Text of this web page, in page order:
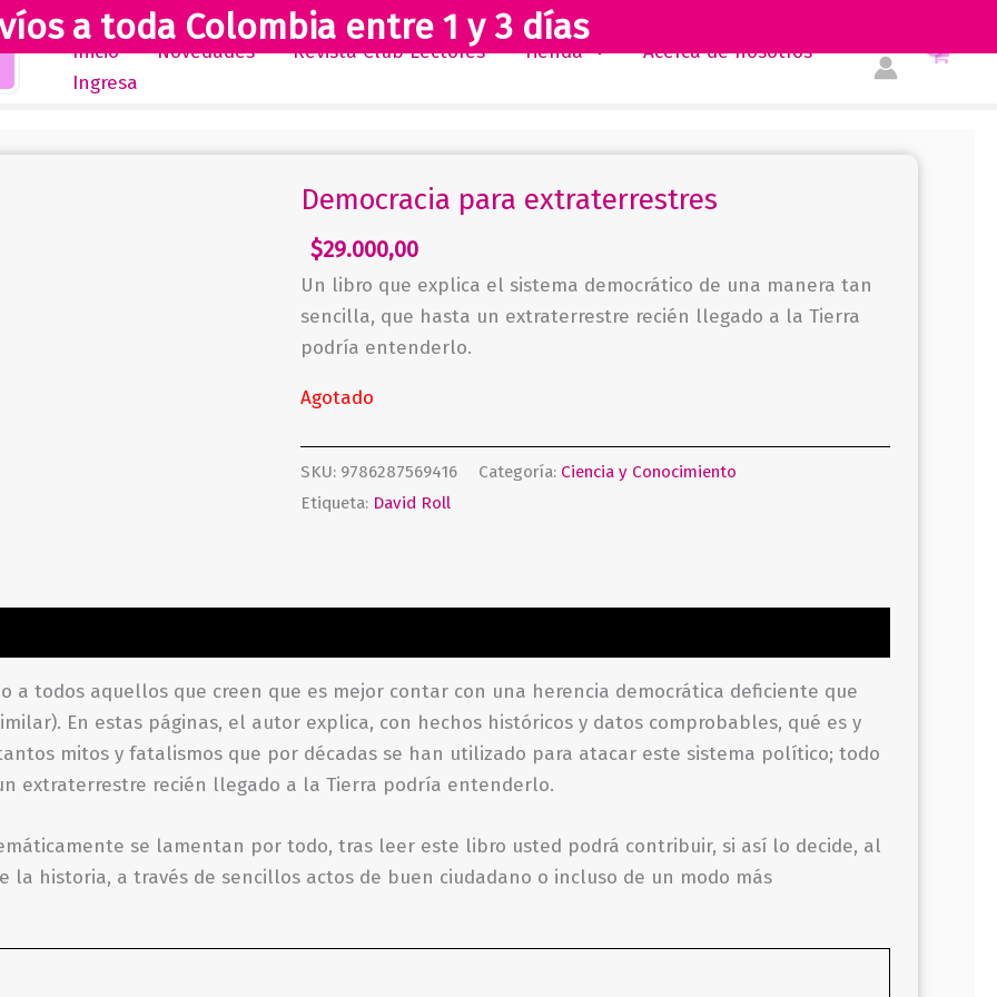
a toda Colombia entre 1 y 3 días
Inicio Novedades Revista Club Lectores Tienda
Acerca de nosotros
Ingresa
Democracia para extraterrestres
$29.000,00
Un libro que explica el sistema democrático de una manera tan
sencilla, que hasta un extraterrestre recién llegado a la Tierra
podría entenderlo.
Agotado
SKU: 9786287569416 Categoría: Ciencia y Conocimiento
Etiqueta: David Roll
a todos aque­llos que creen que es me­jor contar con una herencia democrática deficiente que
En estas páginas, el autor explica, con hechos históri­cos y datos compro­bables, qué es y
mitos y fatalismos que por décadas se han utilizado para atacar este sistema político; todo
extraterrestre recién llegado a la Tierra podría entenderlo.
se la­mentan por todo, tras leer este libro usted podrá contribuir, si así lo decide, al
la historia, a través de sencillos ac­tos de buen ciudadano o incluso de un modo más